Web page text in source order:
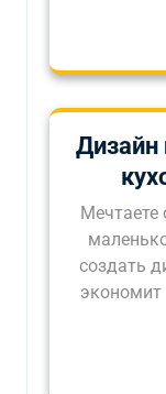
Дизайн
Мечтаете
создать
экономит